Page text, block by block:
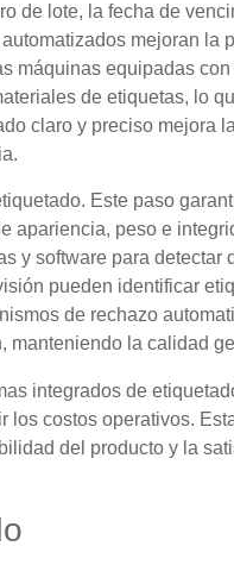
de lote, la fecha de
mejoran la
máquinas equipadas
de etiquetas, lo
claro y preciso mejora
Este paso
apariencia, peso e
y software para detectar
pueden identificar
de rechazo
manteniendo la calidad
integrados de
los costos operativos.
del producto y la